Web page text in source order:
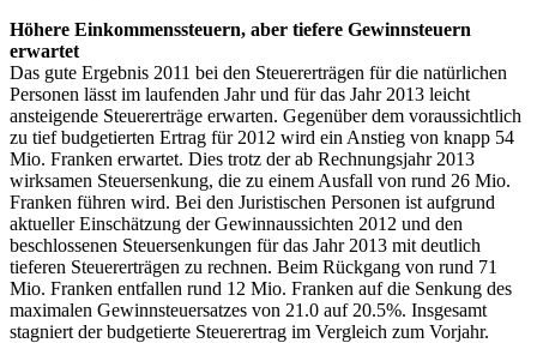
Höhere Einkommenssteuern, aber tiefere Gewinnsteuern
erwartet
Das gute Ergebnis 2011 bei den Steuererträgen für die natürlichen
Personen lässt im laufenden Jahr und für das Jahr 2013 leicht
ansteigende Steuererträge erwarten. Gegenüber dem voraussichtlich
zu tief budgetierten Ertrag für 2012 wird ein Anstieg von knapp 54
Mio. Franken erwartet. Dies trotz der ab Rechnungsjahr 2013
wirksamen Steuersenkung, die zu einem Ausfall von rund 26 Mio.
Franken führen wird. Bei den Juristischen Personen ist aufgrund
aktueller Einschätzung der Gewinnaussichten 2012 und den
beschlossenen Steuersenkungen für das Jahr 2013 mit deutlich
tieferen Steuererträgen zu rechnen. Beim Rückgang von rund 71
Mio. Franken entfallen rund 12 Mio. Franken auf die Senkung des
maximalen Gewinnsteuersatzes von 21.0 auf 20.5%. Insgesamt
stagniert der budgetierte Steuerertrag im Vergleich zum Vorjahr.